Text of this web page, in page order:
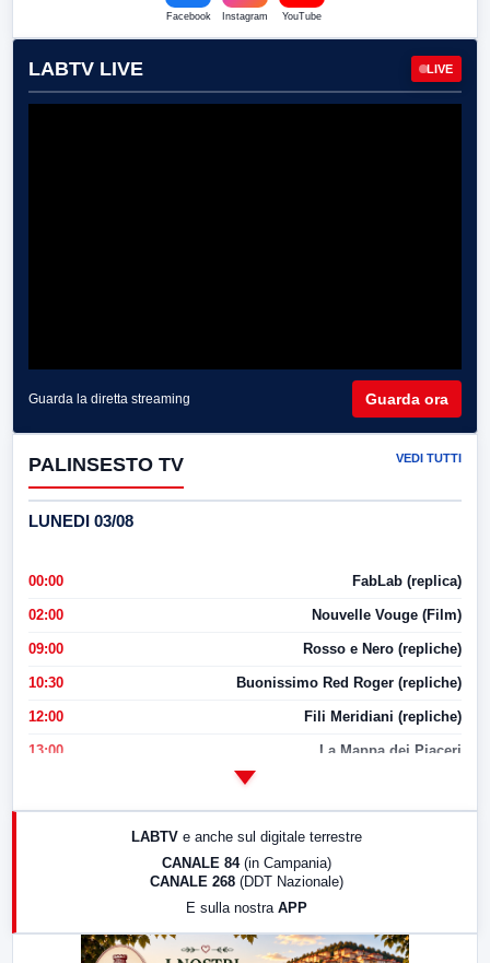
Facebook Instagram YouTube
LABTV LIVE LIVE
Guarda la diretta streaming Guarda ora
PALINSESTO TV VEDI TUTTI
LUNEDI 03/08
00:00 FabLab (replica)
02:00 Nouvelle Vouge (Film)
09:00 Rosso e Nero (repliche)
10:30 Buonissimo Red Roger (repliche)
12:00 Fili Meridiani (repliche)
13:00 La Mappa dei Piaceri
LabNews (replica)
LABTV e anche sul digitale terrestre
CANALE 84 (in Campania)
CANALE 268 (DDT Nazionale)
E sulla nostra APP